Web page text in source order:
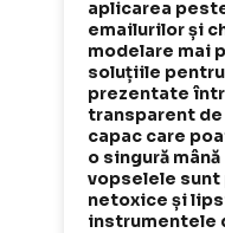
aplicarea
emailurilor și
modelare mai
soluțiile
prezentate
transparent de
capac care
o singură mână
vopselele sunt
netoxice și
instrumentele